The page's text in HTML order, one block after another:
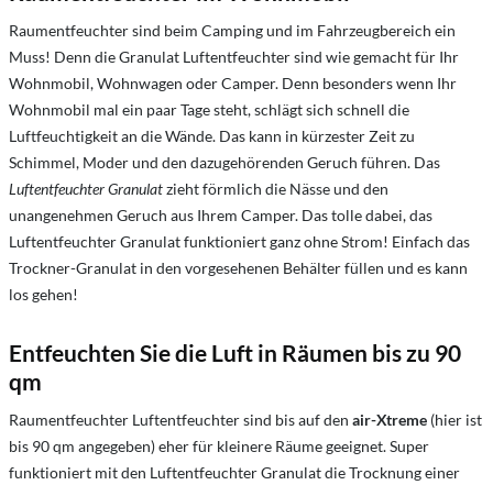
Raumentfeuchter sind beim Camping und im Fahrzeugbereich ein
Muss! Denn die Granulat Luftentfeuchter sind wie gemacht für Ihr
Wohnmobil, Wohnwagen oder Camper. Denn besonders wenn Ihr
Wohnmobil mal ein paar Tage steht, schlägt sich schnell die
Luftfeuchtigkeit an die Wände. Das kann in kürzester Zeit zu
Schimmel, Moder und den dazugehörenden Geruch führen. Das
Luftentfeuchter Granulatzieht förmlich die Nässe und den
unangenehmen Geruch aus Ihrem Camper. Das tolle dabei, das
Luftentfeuchter Granulat funktioniert ganz ohne Strom! Einfach das
Trockner-Granulat in den vorgesehenen Behälter füllen und es kann
los gehen!
Entfeuchten Sie die Luft in Räumen bis zu 90
qm
Raumentfeuchter Luftentfeuchter sind bis auf den air-Xtreme (hier ist
bis 90 qm angegeben) eher für kleinere Räume geeignet. Super
funktioniert mit den Luftentfeuchter Granulat die Trocknung einer